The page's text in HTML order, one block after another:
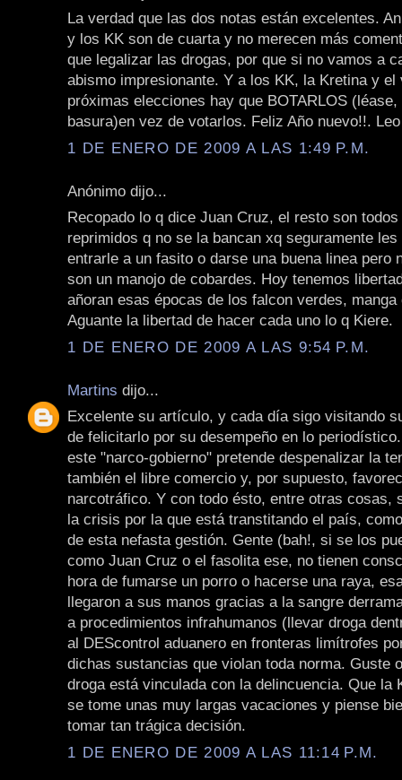
La verdad que las dos notas están excelentes.
y los KK son de cuarta y no merecen más
que legalizar las drogas, por que si no vamos a
abismo impresionante. Y a los KK, la Kretina y el
próximas elecciones hay que BOTARLOS
basura)en vez de votarlos. Feliz Año nuevo!!. Leo
1 DE ENERO DE 2009 A LAS 1:49 P.M.
Anónimo dijo...
Recopado lo q dice Juan Cruz, el resto son
reprimidos q no se la bancan xq seguramente les
entrarle a un fasito o darse una buena linea pero
son un manojo de cobardes. Hoy tenemos
añoran esas épocas de los falcon verdes, manga
Aguante la libertad de hacer cada uno lo q Kiere.
1 DE ENERO DE 2009 A LAS 9:54 P.M.
Martins dijo...
Excelente su artículo, y cada día sigo visitando
de felicitarlo por su desempeño en lo
este "narco-gobierno" pretende despenalizar la
también el libre comercio y, por supuesto,
narcotráfico. Y con todo ésto, entre otras cosas,
la crisis por la que está transtitando el país,
de esta nefasta gestión. Gente (bah!, si se los
como Juan Cruz o el fasolita ese, no tienen
hora de fumarse un porro o hacerse una raya,
llegaron a sus manos gracias a la sangre
a procedimientos infrahumanos (llevar droga
al DEScontrol aduanero en fronteras limítrofes
dichas sustancias que violan toda norma. Guste
droga está vinculada con la delincuencia. Que la
se tome unas muy largas vacaciones y piense
tomar tan trágica decisión.
1 DE ENERO DE 2009 A LAS 11:14 P.M.